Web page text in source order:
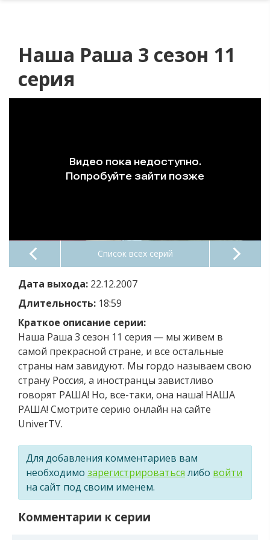
Наша Раша 3 сезон 11
серия
Список всех серий
Дата выхода: 22.12.2007
Длительность: 18:59
Краткое описание серии:
Наша Раша 3 сезон 11 серия — мы живем в
самой прекрасной стране, и все остальные
страны нам завидуют. Мы гордо называем свою
страну Россия, а иностранцы завистливо
говорят РАША! Но, все-таки, она наша! НАША
РАША! Смотрите серию онлайн на сайте
UniverTV.
Для добавления комментариев вам
необходимо зарегистрироваться либо войти
на сайт под своим именем.
Комментарии к серии